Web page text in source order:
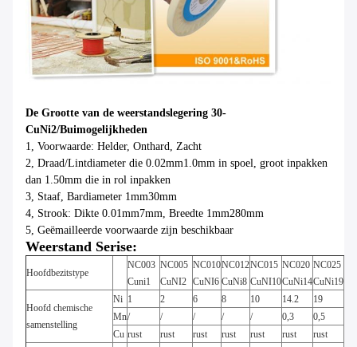
De Grootte van de weerstandslegering 30-
CuNi2/Buimogelijkheden
1, Voorwaarde: Helder, Onthard, Zacht
2, Draad/Lintdiameter die 0.02mm1.0mm in spoel, groot inpakken
dan 1.50mm die in rol inpakken
3, Staaf, Bardiameter 1mm30mm
4, Strook: Dikte 0.01mm7mm, Breedte 1mm280mm
5, Geëmailleerde voorwaarde zijn beschikbaar
Weerstand Serise:
Hoofdbezitstype
NC003
Cuni1
NC005
CuNI2
NC010
CuNI6
NC012
CuNi8
NC015
CuNI10
NC020
CuNi14
NC025
CuNi19
Hoofd chemische
samenstelling
Ni 1 2 6 8 10 14.2 19
Mn/ / / / / 0,3 0,5
Cu rust rust rust rust rust rust rust